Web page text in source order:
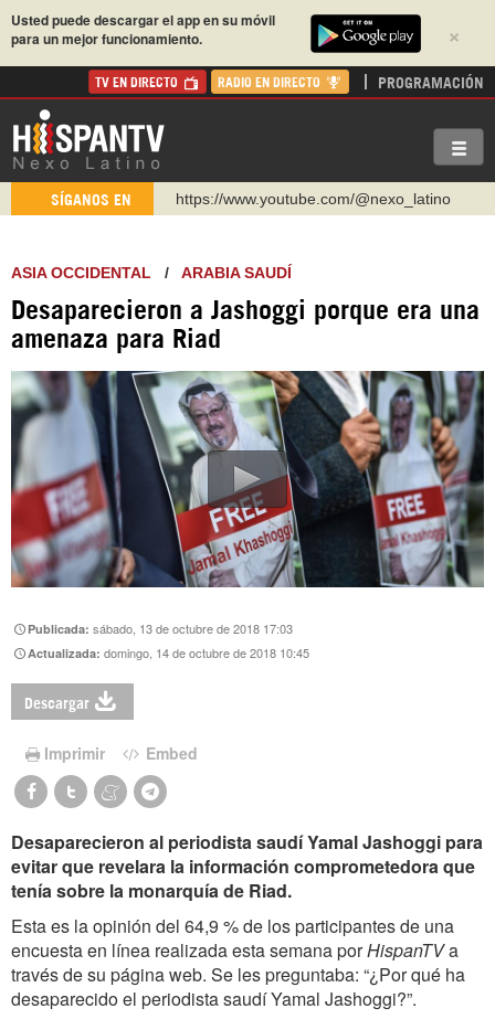
×
Usted puede descargar el app en su móvil
para un mejor funcionamiento.
TV EN DIRECTO RADIO EN DIRECTO PROGRAMACIÓN
SÍGANOS EN
https://www.youtube.com/@nexo_latino
https://t.me/hispantvcanal
https://urmedium.com/c/hispantv
WhatsApp y Viber: +98 921 79 29 404
https://www.facebook.com/Nexolatino.Canal
ASIA OCCIDENTAL / ARABIA SAUDÍ
Desaparecieron a Jashoggi porque era una
amenaza para Riad
Publicada:sábado, 13 de octubre de 2018 17:03
Actualizada:domingo, 14 de octubre de 2018 10:45
Descargar
Imprimir Embed
Desaparecieron al periodista saudí Yamal Jashoggi para
evitar que revelara la información comprometedora que
tenía sobre la monarquía de Riad.
Esta es la opinión del 64,9 % de los participantes de una
encuesta en línea realizada esta semana porHispanTVa
través de su página web. Se les preguntaba: “¿Por qué ha
desaparecido el periodista saudí Yamal Jashoggi?”.